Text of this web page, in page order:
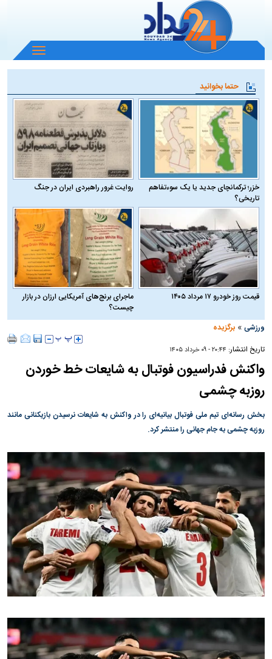
باز
و
منو
حتما بخوانید
خزر؛ ترکمانچای جدید یا یک سوءتفاهم
تاریخی؟
روایت غرور راهبردی ایران در جنگ
قیمت روز خودرو ۱۷ مرداد ۱۴۰۵
ماجرای برنج‌های آمریکایی ارزان در بازار
چیست؟
ورزشی »برگزیده
تاریخ انتشار: ۲۰:۴۴ - ۰۹ خرداد ۱۴۰۵
واکنش فدراسیون فوتبال به شایعات خط خوردن
روزبه چشمی
بخش رسانه‌ای تیم ملی فوتبال بیانیه‌ای را در واکنش به شایعات نرسیدن بازیکنانی مانند
روزبه چشمی به جام جهانی را منتشر کرد.